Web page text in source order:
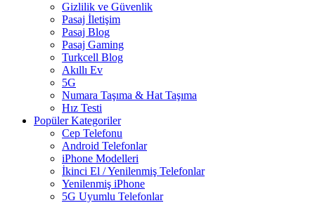
Gizlilik ve Güvenlik
Pasaj İletişim
Pasaj Blog
Pasaj Gaming
Turkcell Blog
Akıllı Ev
5G
Numara Taşıma & Hat Taşıma
Hız Testi
Popüler Kategoriler
Cep Telefonu
Android Telefonlar
iPhone Modelleri
İkinci El / Yenilenmiş Telefonlar
Yenilenmiş iPhone
5G Uyumlu Telefonlar